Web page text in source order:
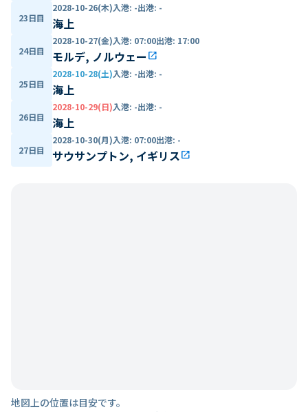
23日目
2028-10-26(木)入港: -出港: -
海上
24日目
2028-10-27(金)入港: 07:00出港: 17:00
モルデ, ノルウェー open_in_new
25日目
2028-10-28(土)入港: -出港: -
海上
26日目
2028-10-29(日)入港: -出港: -
海上
27日目
2028-10-30(月)入港: 07:00出港: -
サウサンプトン, イギリスopen_in_new
地図上の位置は目安です。